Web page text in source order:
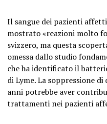
Il sangue dei pazienti
mostrato «reazioni molto
svizzero, ma questa
omessa dallo studio
che ha identificato il
di Lyme. La soppressione
anni potrebbe aver
trattamenti nei pazienti